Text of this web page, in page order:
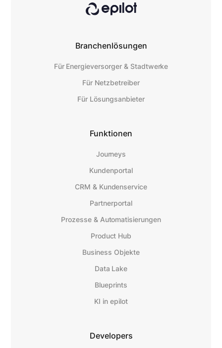
Branchenlösungen
Für Energieversorger & Stadtwerke
Für Netzbetreiber
Für Lösungsanbieter
Funktionen
Journeys
Kundenportal
CRM & Kundenservice
Partnerportal
Prozesse & Automatisierungen
Product Hub
Business Objekte
Data Lake
Blueprints
KI in epilot
Developers